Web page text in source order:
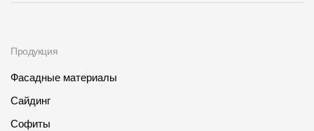
Продукция
Фасадные материалы
Сайдинг
Софиты